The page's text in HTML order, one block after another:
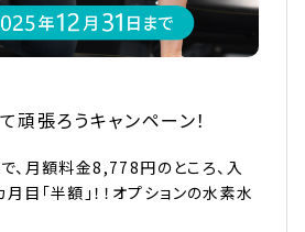
頑張ろうキャンペーン！
月額料金8,778円のところ、入
目「半額」！！オプションの水素水